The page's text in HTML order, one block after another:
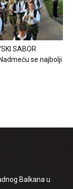
SABOR
se najbolji
Balkana u